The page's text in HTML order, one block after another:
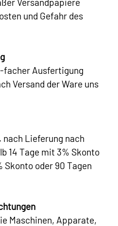
und Gefahr des
facher Ausfertigung
Versand der Ware uns
Lieferung nach
14 Tage mit 3% Skonto
Skonto oder 90 Tagen
Maschinen, Apparate,